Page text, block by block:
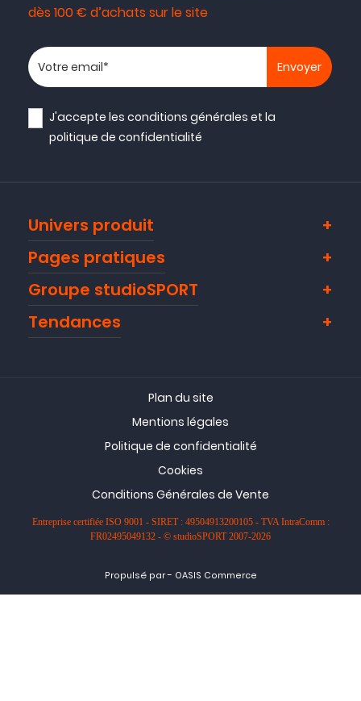
dès 100 € d’achats sur le site
Votre adresse email
J'accepte lesconditions générales et la
politique de confidentialité
Univers produit
Pages pratiques
Groupe studioSPORT
Tendances
Plan du site
Mentions légales
Politique de confidentialité
Cookies
Conditions Générales de Vente
Entreprise certifiée ISO 9001 - SIRET : 49504913200105 - TVA IntraComm :
FR02495049132 - © studioSPORT 2007-2026
Propulsé par- OASIS Commerce